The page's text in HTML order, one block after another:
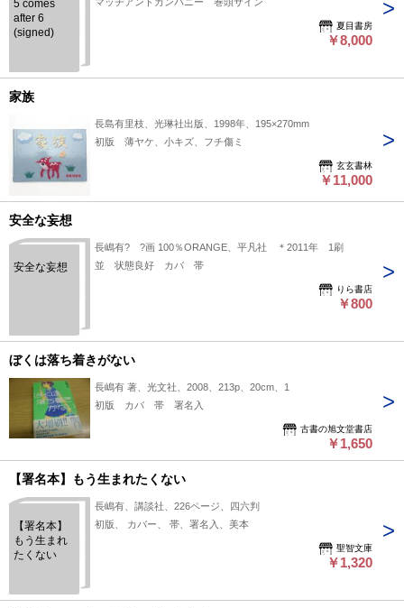
5 comes
after 6
(signed)
夏目書房
￥8,000
家族
長島有里枝、光琳社出版、1998年、195×270mm
初版 薄ヤケ、小キズ、フチ傷ミ
玄玄書林
￥11,000
安全な妄想
安全な妄想
長嶋有? ?画 100％ORANGE、平凡社 ＊2011年 1刷
並 状態良好 カバ 帯
りら書店
￥800
ぼくは落ち着きがない
長嶋有 著、光文社、2008、213p、20cm、1
初版 カバ 帯 署名入
古書の旭文堂書店
￥1,650
【署名本】もう生まれたくない
【署名本】
もう生まれ
たくない
長嶋有、講談社、226ページ、四六判
初版、 カバー、 帯、署名入、美本
聖智文庫
￥1,320